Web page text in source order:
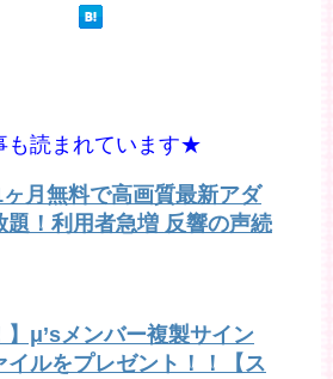
読まれています★
ヶ月無料で高画質最新アダ
題！利用者急増 反響の声続
】μ’sメンバー複製サイン
イルをプレゼント！！【ス